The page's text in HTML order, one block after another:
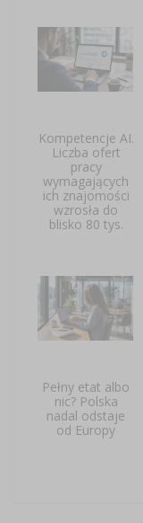
Kompetencje AI.
Liczba ofert
pracy
wymagających
ich znajomości
wzrosła do
blisko 80 tys.
Pełny etat albo
nic? Polska
nadal odstaje
od Europy